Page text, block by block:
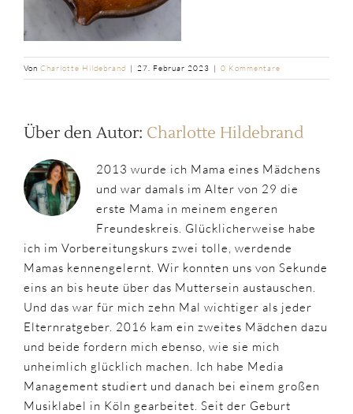
Von Charlotte Hildebrand | 27. Februar 2023 | 0 Kommentare
Über den Autor: Charlotte Hildebrand
2013 wurde ich Mama eines Mädchens
und war damals im Alter von 29 die
erste Mama in meinem engeren
Freundeskreis. Glücklicherweise habe
ich im Vorbereitungskurs zwei tolle, werdende
Mamas kennengelernt. Wir konnten uns von Sekunde
eins an bis heute über das Muttersein austauschen.
Und das war für mich zehn Mal wichtiger als jeder
Elternratgeber. 2016 kam ein zweites Mädchen dazu
und beide fordern mich ebenso, wie sie mich
unheimlich glücklich machen. Ich habe Media
Management studiert und danach bei einem großen
Musiklabel in Köln gearbeitet. Seit der Geburt